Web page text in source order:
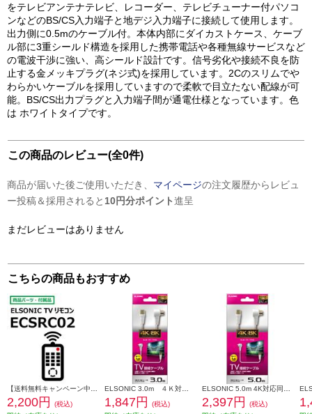
をテレビアンテナテレビ、レコーダー、テレビチューナー付パソコ
ンなどのBS/CS入力端子と地デジ入力端子に接続して使用します。
出力側に0.5mのケーブル付。本体内部にダイカストケース、ケーブ
ル部に3重シールド構造を採用した携帯電話や各種無線サービスなど
の電波干渉に強い、高シールド設計です。信号劣化や接続不良を防
止する金メッキプラグ(ネジ式)を採用しています。2Cのスリムでや
わらかいケーブルを採用していますので柔軟で目立たない配線が可
能。BS/CS出力プラグと入力端子間が通電仕様となっています。色
は ホワイトタイプです。
この商品のレビュー(全0件)
商品が届いた後ご使用いただき、 マイページの注文履歴からレビュ
ー投稿＆採用されると 10円分ポイント進呈
まだレビューはありません
こちらの商品もおすすめ
2,200円
(税込)
1,847円
(税込)
2,397円
(税込)